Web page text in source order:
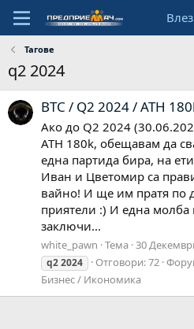
Влез
Тагове
q2 2024
BTC / Q2 2024 / ATH
Ако до Q2 2024
ATH 180k, обещавам да
една партида бира, на
Иван и Цветомир са
вайно! И ще им пратя по
приятели :) И една
заключи...
white_pawn Тема 30
q22024 Отговори: 72
Бизнес / Икономика